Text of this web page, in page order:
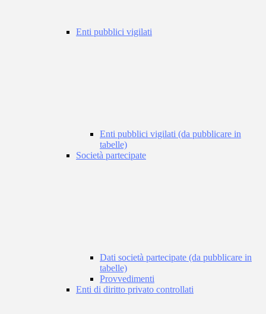
Enti pubblici vigilati
Enti pubblici vigilati (da pubblicare in
tabelle)
Società partecipate
Dati società partecipate (da pubblicare in
tabelle)
Provvedimenti
Enti di diritto privato controllati